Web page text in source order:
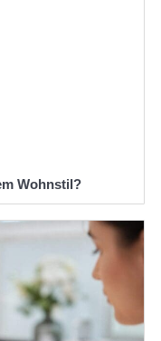
Wohnstil?